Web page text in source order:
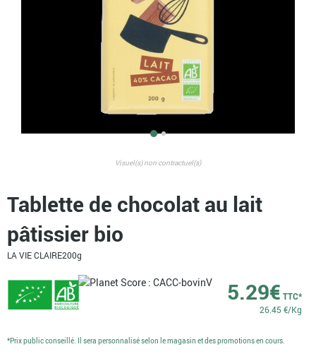
Visuel(s) non contractuel(s)
Tablette de chocolat au lait
pâtissier bio
LA VIE CLAIRE200g
5.29€ TTC*
26.45 €/Kg
*Prix public conseillé. Il sera personnalisé selon le magasin et des promotions en cours.